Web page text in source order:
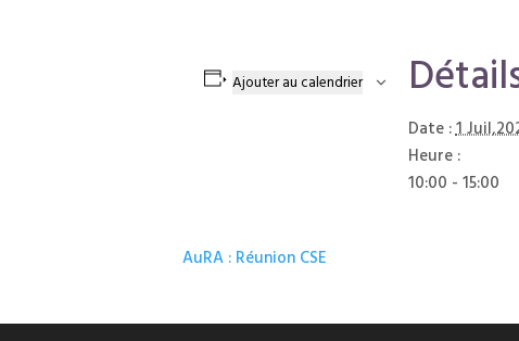
Ajouter au calendrier
Date :1
Heure :
10:00 - 15:00
AuRA : Réunion CSE